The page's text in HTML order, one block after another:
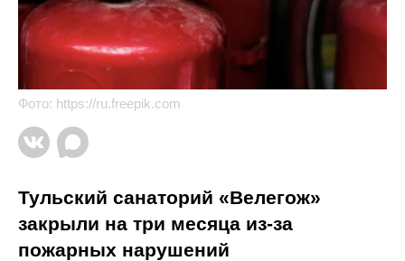
Фото: https://ru.freepik.com
Тульский санаторий «Велегож»
закрыли на три месяца из-за
пожарных нарушений